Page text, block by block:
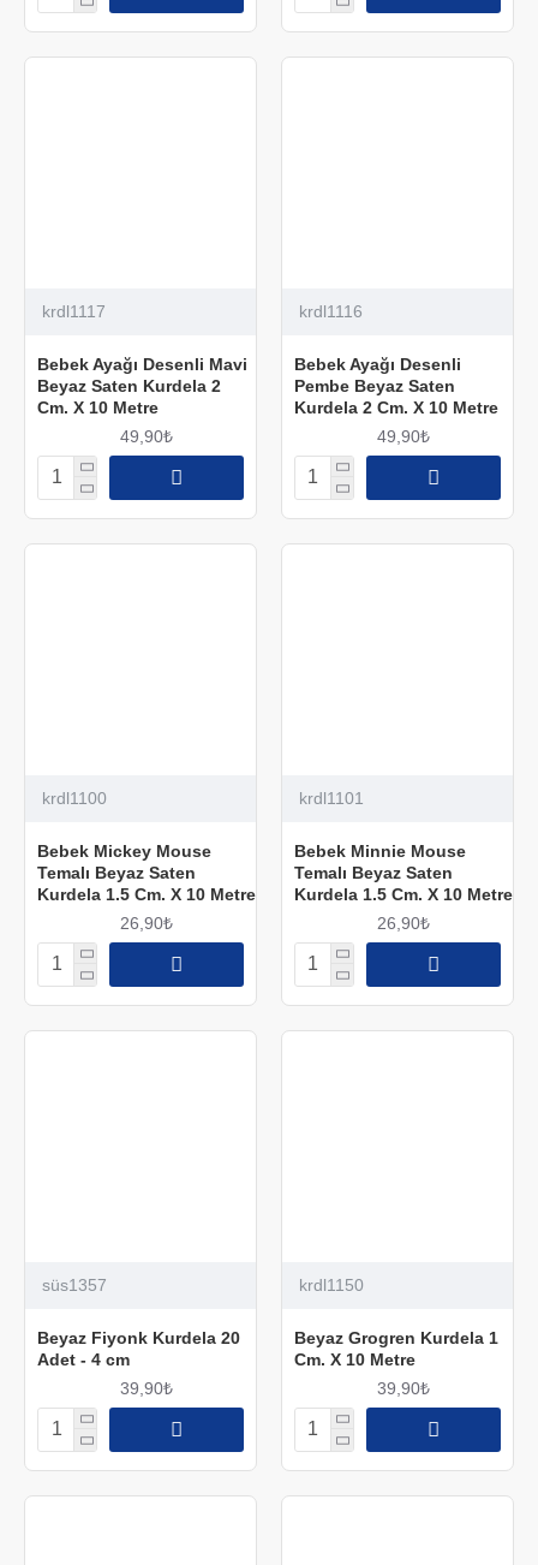
krdl1117
Bebek Ayağı Desenli Mavi
Beyaz Saten Kurdela 2
Cm. X 10 Metre
49,90₺
krdl1116
Bebek Ayağı Desenli
Pembe Beyaz Saten
Kurdela 2 Cm. X 10 Metre
49,90₺
krdl1100
Bebek Mickey Mouse
Temalı Beyaz Saten
Kurdela 1.5 Cm. X 10 Metre
26,90₺
krdl1101
Bebek Minnie Mouse
Temalı Beyaz Saten
Kurdela 1.5 Cm. X 10 Metre
26,90₺
süs1357
Beyaz Fiyonk Kurdela 20
Adet - 4 cm
39,90₺
krdl1150
Beyaz Grogren Kurdela 1
Cm. X 10 Metre
39,90₺